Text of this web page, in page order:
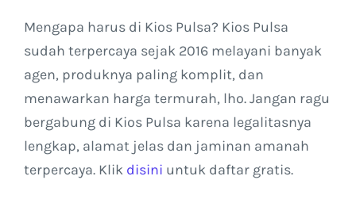
Mengapa harus di Kios Pulsa? Kios Pulsa
sudah terpercaya sejak 2016 melayani banyak
agen, produknya paling komplit, dan
menawarkan harga termurah, lho. Jangan ragu
bergabung di Kios Pulsa karena legalitasnya
lengkap, alamat jelas dan jaminan amanah
terpercaya. Klik disini untuk daftar gratis.